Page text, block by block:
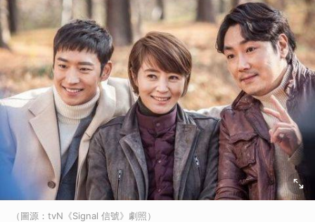
（圖源：tvN《Signal 信號》劇照）